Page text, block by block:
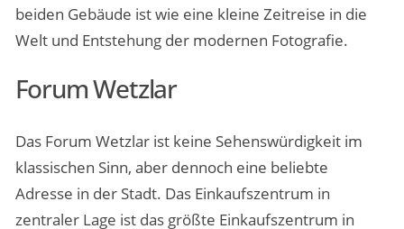
beiden Gebäude ist wie eine kleine Zeitreise in die
Welt und Entstehung der modernen Fotografie.
Forum Wetzlar
Das Forum Wetzlar ist keine Sehenswürdigkeit im
klassischen Sinn, aber dennoch eine beliebte
Adresse in der Stadt. Das Einkaufszentrum in
zentraler Lage ist das größte Einkaufszentrum in